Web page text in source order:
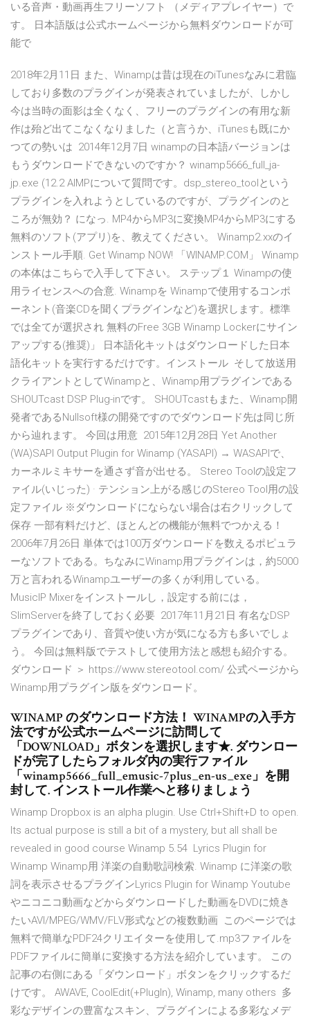
いる音声・動画再生フリーソフト （メディアプレイヤー）で
す。 日本語版は公式ホームページから無料ダウンロードが可
能で
2018年2月11日 また、Winampは昔は現在のiTunesなみに君臨
しており多数のプラグインが発表されていましたが、しかし
今は当時の面影は全くなく、フリーのプラグインの有用な新
作は殆ど出てこなくなりました（と言うか、iTunesも既にか
つての勢いは 2014年12月7日 winampの日本語バージョンは
もうダウンロードできないのですか？ winamp5666_full_ja-
jp.exe (12.2 AIMPについて質問です。dsp_stereo_toolという
プラグインを入れようとしているのですが、プラグインのと
ころが無効？ になっ. MP4からMP3に変換MP4からMP3にする
無料のソフト(アプリ)を、教えてください。 Winamp2.xxのイ
ンストール手順. Get Winamp NOW! 「WINAMP.COM」 Winamp
の本体はこちらで入手して下さい。 ステップ１ Winampの使
用ライセンスへの合意. Winampを Winampで使用するコンポ
ーネント(音楽CDを聞くプラグインなど)を選択します。標準
では全てが選択され 無料のFree 3GB Winamp Lockerにサイン
アップする(推奨)」 日本語化キットはダウンロードした日本
語化キットを実行するだけです。インストール そして放送用
クライアントとしてWinampと、Winamp用プラグインである
SHOUTcast DSP Plug-inです。 SHOUTcastもまた、Winamp開
発者であるNullsoft様の開発ですのでダウンロード先は同じ所
から辿れます。 今回は用意 2015年12月28日 Yet Another
(WA)SAPI Output Plugin for Winamp (YASAPI) → WASAPIで、
カーネルミキサーを通さず音が出せる。 Stereo Toolの設定フ
ァイル(いじった) · テンション上がる感じのStereo Tool用の設
定ファイル ※ダウンロードにならない場合は右クリックして
保存 一部有料だけど、ほとんどの機能が無料でつかえる！
2006年7月26日 単体では100万ダウンロードを数えるポピュラ
ーなソフトである。ちなみにWinamp用プラグインは，約5000
万と言われるWinampユーザーの多くが利用している。
MusicIP Mixerをインストールし，設定する前には，
SlimServerを終了しておく必要 2017年11月21日 有名なDSP
プラグインであり、音質や使い方が気になる方も多いでしょ
う。 今回は無料版でテストして使用方法と感想も紹介する。
ダウンロード ＞ https://www.stereotool.com/ 公式ページから
Winamp用プラグイン版をダウンロード。
WINAMP のダウンロード方法！ WINAMPの入手方
法ですが公式ホームページに訪問して
「DOWNLOAD」ボタンを選択します★. ダウンロー
ドが完了したらフォルダ内の実行ファイル
「winamp5666_full_emusic-7plus_en-us_exe」を開
封して. インストール作業へと移りましょう
Winamp Dropbox is an alpha plugin. Use Ctrl+Shift+D to open.
Its actual purpose is still a bit of a mystery, but all shall be
revealed in good course Winamp 5.54 Lyrics Plugin for
Winamp Winamp用 洋楽の自動歌詞検索. Winamp に洋楽の歌
詞を表示させるプラグインLyrics Plugin for Winamp Youtube
やニコニコ動画などからダウンロードした動画をDVDに焼き
たいAVI/MPEG/WMV/FLV形式などの複数動画 このページでは
無料で簡単なPDF24クリエイターを使用して.mp3ファイルを
PDFファイルに簡単に変換する方法を紹介しています。 この
記事の右側にある「ダウンロード」ボタンをクリックするだ
けです。 AWAVE, CoolEdit(+PlugIn), Winamp, many others 多
彩なデザインの豊富なスキン、プラグインによる多彩なメデ